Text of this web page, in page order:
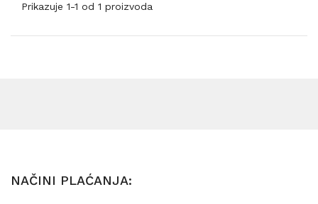
Prikazuje 1-1 od 1 proizvoda
NAČINI PLAĆANJA: